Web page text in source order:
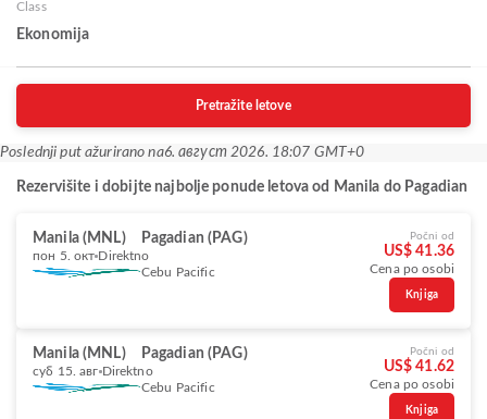
Class
Ekonomija
Pretražite letove
Poslednji put ažurirano na6. август 2026. 18:07 GMT+0
Rezervišite i dobijte najbolje ponude letova od Manila do Pagadian
Manila (MNL) Pagadian (PAG)
пон 5. окт Direktno
Cebu Pacific
Počni od
US$ 41.36
Cena po osobi
Knjiga
Manila (MNL) Pagadian (PAG)
суб 15. авг Direktno
Cebu Pacific
Počni od
US$ 41.62
Cena po osobi
Knjiga